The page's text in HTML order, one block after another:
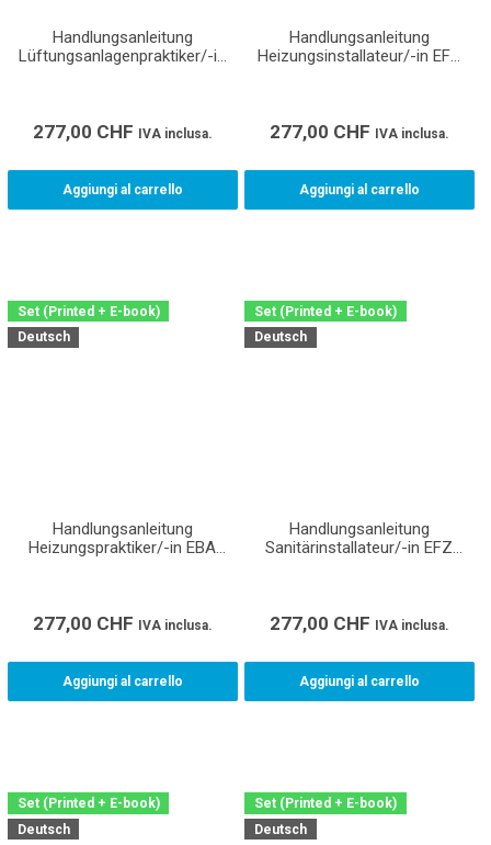
Handlungsanleitung
Lüftungsanlagenpraktiker/-in
277,00 CHF IVA inclusa.
Aggiungi al carrello
Handlungsanleitung
Heizungsinstallateur/-in EFZ
277,00 CHF IVA inclusa.
Aggiungi al carrello
Set (Printed + E-book)
Deutsch
Handlungsanleitung
Heizungspraktiker/-in EBA
277,00 CHF IVA inclusa.
Aggiungi al carrello
Set (Printed + E-book)
Deutsch
Handlungsanleitung
Sanitärinstallateur/-in EFZ
277,00 CHF IVA inclusa.
Aggiungi al carrello
Set (Printed + E-book)
Deutsch
Set (Printed + E-book)
Deutsch